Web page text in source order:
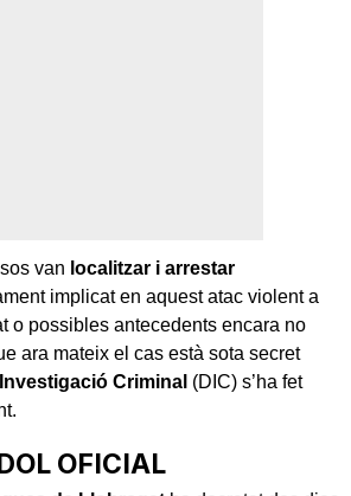
van localitzar i arrestar
implicat en aquest atac violent a
o possibles antecedents encara no
ara mateix el cas està sota secret
Criminal (DIC) s’ha fet
OFICIAL